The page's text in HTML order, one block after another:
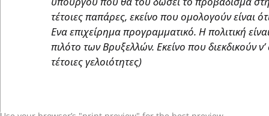
τέτοιες παπάρες, εκείνο που ομολογούν είναι
Ενα επιχείρημα προγραμματικό. Η πολιτική
πιλότο των Βρυξελλών. Εκείνο που διεκδικούν ν’
τέτοιες γελοιότητες)